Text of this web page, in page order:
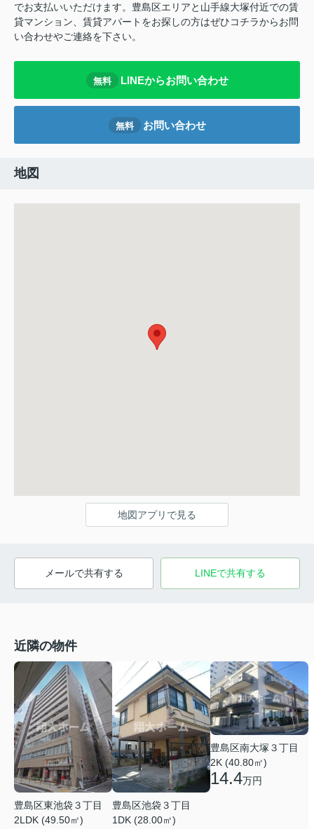
でお支払いいただけます。豊島区エリアと山手線大塚付近での賃
貸マンション、賃貸アパートをお探しの方はぜひコチラからお問
い合わせやご連絡を下さい。
無料 LINEからお問い合わせ
無料 お問い合わせ
地図
地図アプリで見る
メールで共有する LINEで共有する
近隣の物件
豊島区東池袋３丁目
2LDK (49.50㎡)
豊島区池袋３丁目
1DK (28.00㎡)
豊島区南大塚３丁目
2K (40.80㎡)
14.4万円